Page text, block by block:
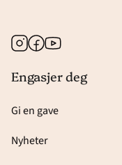
Instagram
Facebook
Youtube
Engasjer deg
Gi en gave
Nyheter